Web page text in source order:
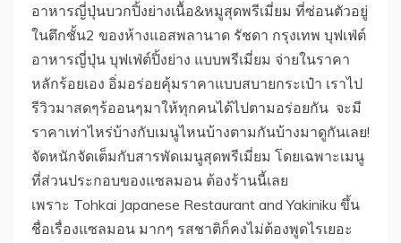
อาหารญี่ปุ่นบวกปิ้งย่างเนื้อ&หมูสุดพรีเมี่ยม ที่ซ่อนตัวอยู่
ในตึกชั้น2 ของห้างแอสพลานาด รัชดา กรุงเทพ บุฟเฟ่ต์
อาหารญี่ปุ่น บุฟเฟ่ต์ปิ้งย่าง แบบพรีเมี่ยม จ่ายในราคา
หลักร้อยเอง อิ่มอร่อยคุ้มราคาแบบสบายกระเป๋า เราไป
รีวิวมาสดๆร้ออนๆมาให้ทุกคนได้ไปตามอร่อยกัน จะมี
ราคาเท่าไหร่บ้างกับเมนูไหนบ้างตามกันบ้างมาดูกันเลย!
จัดหนักจัดเต็มกับสารพัดเมนูสุดพรีเมี่ยม โดยเฉพาะเมนู
ที่ส่วนประกอบของแซลมอน ต้องร้านนี้เลย
เพราะ Tohkai Japanese Restaurant and Yakiniku ขึ้น
ชื่อเรื่องแซลมอน มากๆ รสชาติก็คงไม่ต้องพูดไรเยอะ